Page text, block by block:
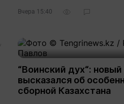
Вчера 15:40
“Воинский дух“:
высказался об
сборной Казахстана